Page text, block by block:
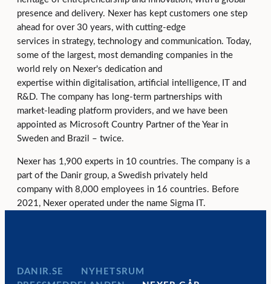
presence and delivery. Nexer has kept customers one step
ahead for over 30 years, with cutting-edge
services in strategy, technology and communication. Today,
some of the largest, most demanding companies in the
world rely on Nexer's dedication and
expertise within digitalisation, artificial intelligence, IT and
R&D. The company has long-term partnerships with
market-leading platform providers, and we have been
appointed as Microsoft Country Partner of the Year in
Sweden and Brazil – twice.
Nexer has 1,900 experts in 10 countries. The company is a
part of the Danir group, a Swedish privately held
company with 8,000 employees in 16 countries. Before
2021, Nexer operated under the name Sigma IT.
DANIR
NYHETSRUM